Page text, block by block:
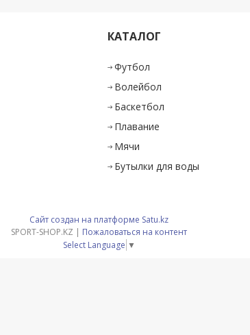
КАТАЛОГ
Футбол
Волейбол
Баскетбол
Плавание
Мячи
Бутылки для воды
Сайт создан на платформе Satu.kz
SPORT-SHOP.KZ | Пожаловаться на контент
Select Language ▼